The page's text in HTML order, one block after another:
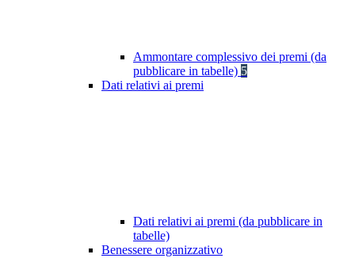
Ammontare complessivo dei premi (da
pubblicare in tabelle) 5
Dati relativi ai premi
Dati relativi ai premi (da pubblicare in
tabelle)
Benessere organizzativo